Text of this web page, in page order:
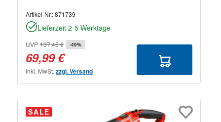
Artikel-Nr.:871739
Lieferzeit 2-5 Werktage
UVP 137,45 € -49%
69,99 €
inkl. MwSt. zzgl. Versand
SALE